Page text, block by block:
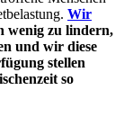
Wir
wenig zu lindern,
und wir diese
stellen
so